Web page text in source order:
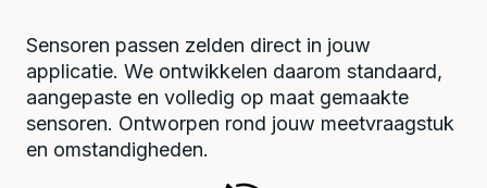
Sensoren passen zelden direct in jouw
applicatie. We ontwikkelen daarom standaard,
aangepaste en volledig op maat gemaakte
sensoren. Ontworpen rond jouw meetvraagstuk
en omstandigheden.